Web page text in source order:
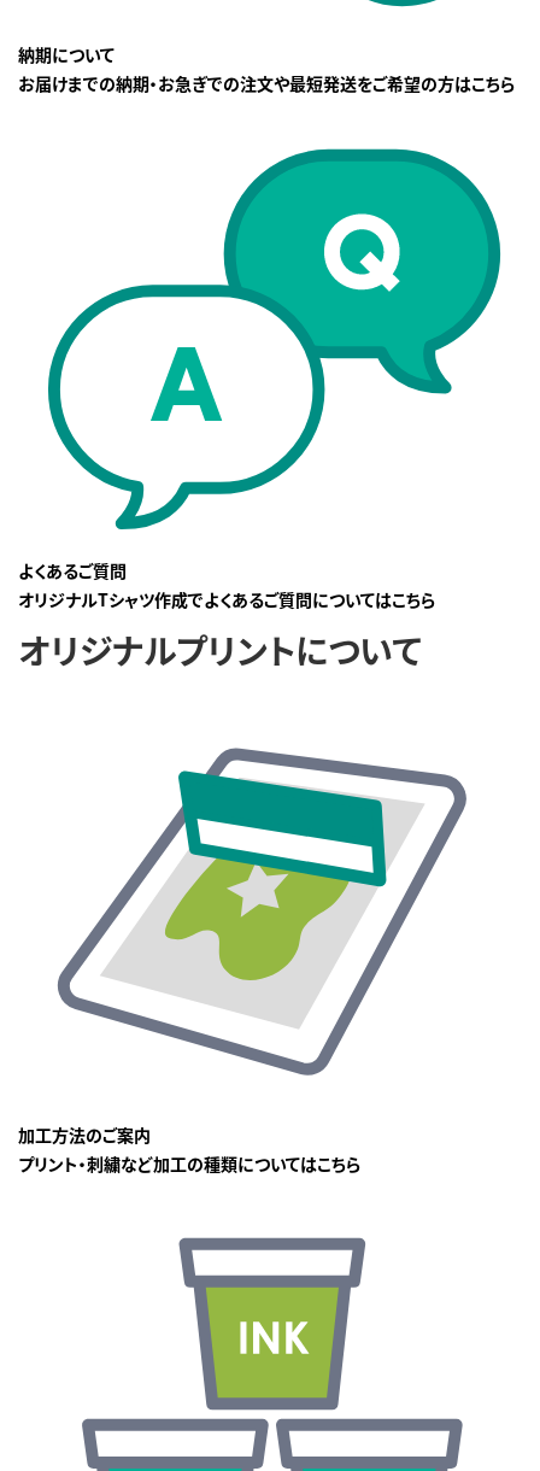
納期について
お届けまでの納期・お急ぎでの注文や最短発送をご希望の方はこちら
よくあるご質問
オリジナルTシャツ作成でよくあるご質問についてはこちら
オリジナルプリントについて
加工方法のご案内
プリント・刺繍など加工の種類についてはこちら